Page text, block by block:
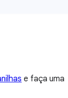
e faça uma